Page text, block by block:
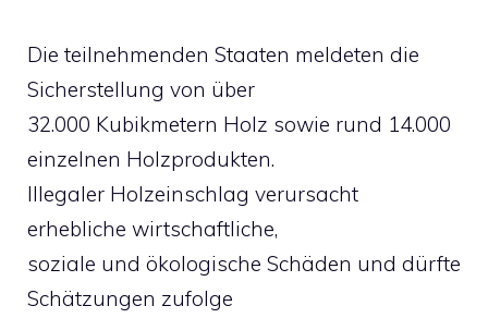
Die teilnehmenden Staaten meldeten die
Sicherstellung von über
32.000 Kubikmetern Holz sowie rund 14.000
einzelnen Holzprodukten.
Illegaler Holzeinschlag verursacht
erhebliche wirtschaftliche,
soziale und ökologische Schäden und dürfte
Schätzungen zufolge